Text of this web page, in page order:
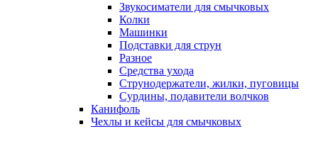
Звукосиматели для смычковых
Колки
Машинки
Подставки для струн
Разное
Средства ухода
Струнодержатели, жилки, пуговицы
Сурдины, подавители волчков
Канифоль
Чехлы и кейсы для смычковых